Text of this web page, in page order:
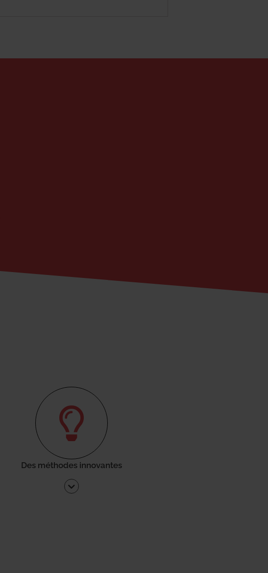
Des méthodes innovantes